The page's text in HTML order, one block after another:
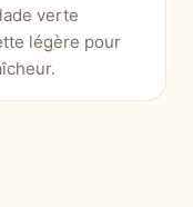
verte
légère pour